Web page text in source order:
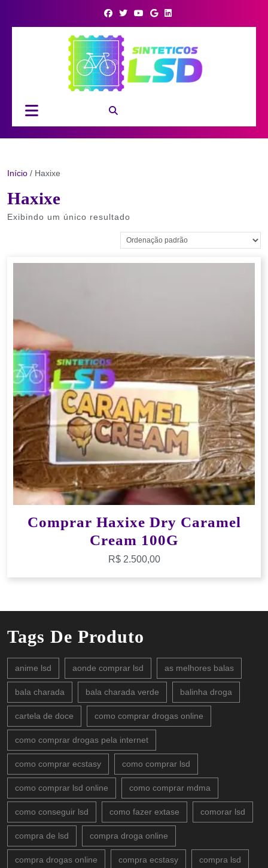
Button
Início / Haxixe
Haxixe
Exibindo um único resultado
Comprar Haxixe Dry Caramel
Cream 100G
R$2.500,00
Tags De Produto
anime lsd aonde comprar lsd as melhores balas
bala charada bala charada verde balinha droga
cartela de doce como comprar drogas online
como comprar drogas pela internet
como comprar ecstasy como comprar lsd
como comprar lsd online como comprar mdma
como conseguir lsd como fazer extase comorar lsd
compra de lsd compra droga online
compra drogas online compra ecstasy compra lsd